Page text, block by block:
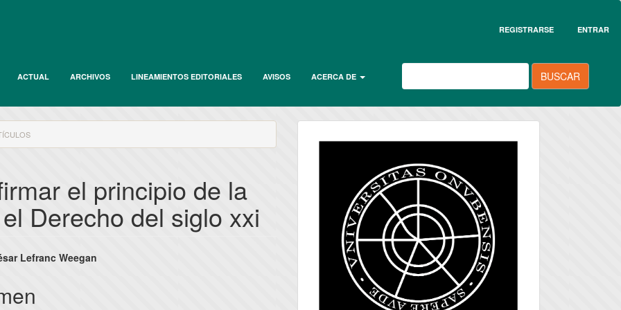
REGISTRARSE ENTRAR
ACTUAL ARCHIVOS LINEAMIENTOS EDITORIALES AVISOS ACERCA DE BUSCAR
el principio de la
Derecho del siglo xxi
Lefranc Weegan
universidad